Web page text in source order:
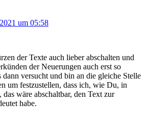
um 05:58
der Texte auch lieber abschalten und
der Neuerungen auch erst so
dann versucht und bin an die gleiche Stelle
um festzustellen, dass ich, wie Du, in
wäre abschaltbar, den Text zur
habe.